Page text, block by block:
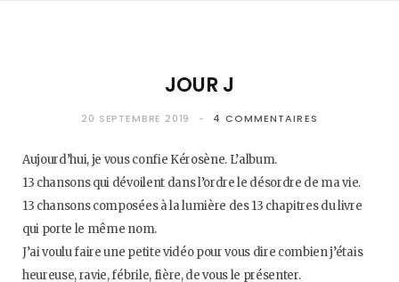
b
o
o
e
r
g
r
b
e
JOUR J
20 SEPTEMBRE 2019 4 COMMENTAIRES
Aujourd’hui, je vous confie Kérosène. L’album.
13 chansons qui dévoilent dans l’ordre le désordre de ma vie.
13 chansons composées à la lumière des 13 chapitres du livre
qui porte le même nom.
J’ai voulu faire une petite vidéo pour vous dire combien j’étais
heureuse, ravie, fébrile, fière, de vous le présenter.